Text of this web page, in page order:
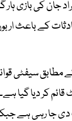
جان کی بازی
کے باعث
سیفٹی
کر دیا گیا ہے۔
جا رہی ہے